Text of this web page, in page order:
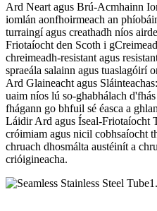
Ard Neart agus Brú-Acmhainn
iomlán aonfhoirmeach an
turraingí agus creathadh níos
Friotaíocht den Scoth i
chreimeadh-resistant agus
spraeála salainn agus tuaslagóirí
Ard Glaineacht agus
uaim níos lú so-ghabhálach
fhágann go bhfuil sé éasca a
Láidir Ard agus Íseal-Friotaíocht
cróimiam agus nicil cobhsaíocht
chruach dhosmálta austéinít a
crióigineacha.